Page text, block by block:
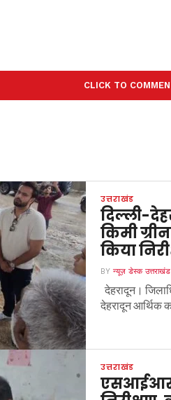
CLICK TO
उत्तराखंड
दिल्ली-
किमी
किया
BYन्यूज़ डेस्क
देहरादून।
देहरादून आर्थिक
उत्तराखंड
एसआईआर